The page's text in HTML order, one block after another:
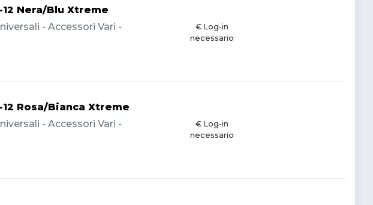
Nera/Blu Xtreme
- Accessori Vari -
€ Log-in
necessario
Rosa/Bianca Xtreme
- Accessori Vari -
€ Log-in
necessario